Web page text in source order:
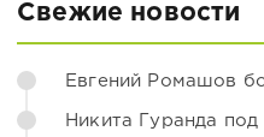
Свежие новости
Евгений Ромашов
Никита Гуранда